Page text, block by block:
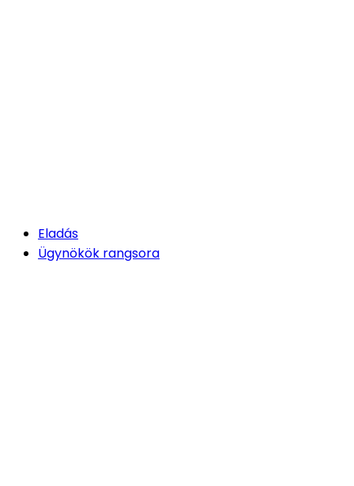
Eladás
Ügynökök rangsora